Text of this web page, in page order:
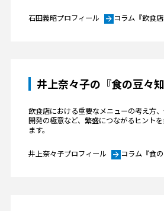
石田義昭プロフィール arrow_forwardコラム『飲食
井上奈々子の『食の豆々知
飲食店における重要なメニューの考え方
開発の極意など、繁盛につながるヒント
ます。
井上奈々子プロフィール arrow_forwardコラム『食の